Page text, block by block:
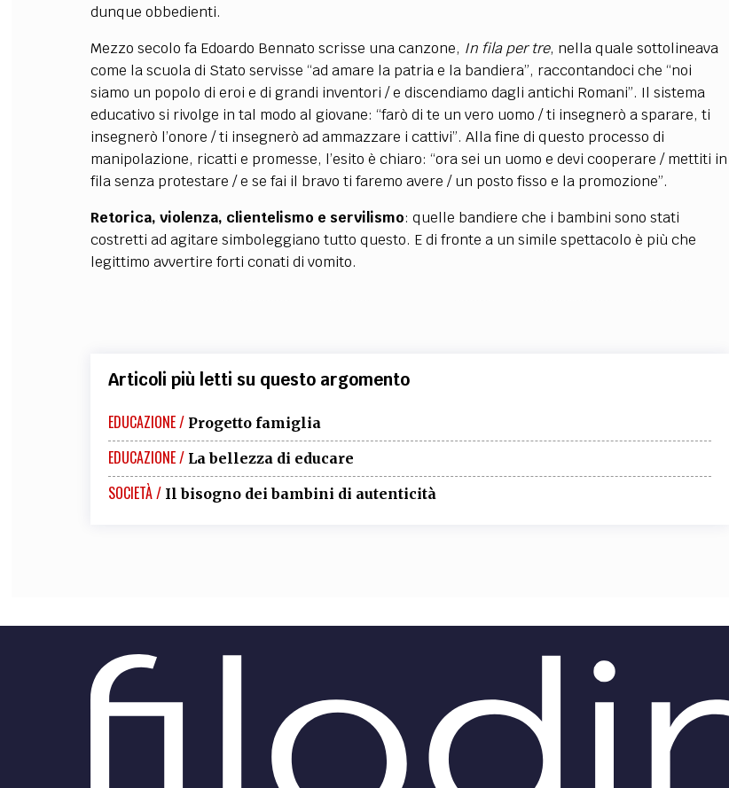
dunque obbedienti.
Mezzo secolo fa Edoardo Bennato scrisse una canzone, In fila per tre, nella quale sottolineava
come la scuola di Stato servisse “ad amare la patria e la bandiera”, raccontandoci che “noi
siamo un popolo di eroi e di grandi inventori / e discendiamo dagli antichi Romani”. Il sistema
educativo si rivolge in tal modo al giovane: “farò di te un vero uomo / ti insegnerò a sparare, ti
insegnerò l’onore / ti insegnerò ad ammazzare i cattivi”. Alla fine di questo processo di
manipolazione, ricatti e promesse, l’esito è chiaro: “ora sei un uomo e devi cooperare / mettiti in
fila senza protestare / e se fai il bravo ti faremo avere / un posto fisso e la promozione”.
Retorica, violenza, clientelismo e servilismo: quelle bandiere che i bambini sono stati
costretti ad agitare simboleggiano tutto questo. E di fronte a un simile spettacolo è più che
legittimo avvertire forti conati di vomito.
Articoli più letti su questo argomento
EDUCAZIONE / Progetto famiglia
EDUCAZIONE / La bellezza di educare
SOCIETÀ / Il bisogno dei bambini di autenticità